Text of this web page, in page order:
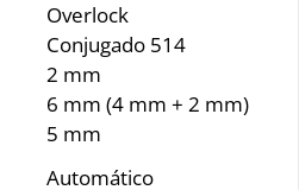
Overlock
Conjugado 514
2 mm
6 mm (4 mm + 2 mm)
5 mm
Automático